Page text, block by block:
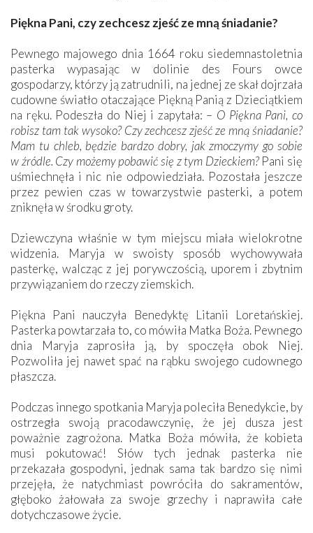
Piękna Pani, czy zechcesz zjeść ze mną śniadanie?
Pewnego majowego dnia 1664 roku siedemnastoletnia
pasterka wypasając w dolinie des Fours owce
gospodarzy, którzy ją zatrudnili, na jednej ze skał dojrzała
cudowne światło otaczające Piękną Panią z Dzieciątkiem
na ręku. Podeszła do Niej i zapytała: – O Piękna Pani, co
robisz tam tak wysoko? Czy zechcesz zjeść ze mną śniadanie?
Mam tu chleb, będzie bardzo dobry, jak zmoczymy go sobie
w źródle. Czy możemy pobawić się z tym Dzieckiem?Pani się
uśmiechnęła i nic nie odpowiedziała. Pozostała jeszcze
przez pewien czas w towarzystwie pasterki, a potem
zniknęła w środku groty.
Dziewczyna właśnie w tym miejscu miała wielokrotne
widzenia. Maryja w swoisty sposób wychowywała
pasterkę, walcząc z jej porywczością, uporem i zbytnim
przywiązaniem do rzeczy ziemskich.
Piękna Pani nauczyła Benedyktę Litanii Loretańskiej.
Pasterka powtarzała to, co mówiła Matka Boża. Pewnego
dnia Maryja zaprosiła ją, by spoczęła obok Niej.
Pozwoliła jej nawet spać na rąbku swojego cudownego
płaszcza.
Podczas innego spotkania Maryja poleciła Benedykcie, by
ostrzegła swoją pracodawczynię, że jej dusza jest
poważnie zagrożona. Matka Boża mówiła, że kobieta
musi pokutować! Słów tych jednak pasterka nie
przekazała gospodyni, jednak sama tak bardzo się nimi
przejęła, że natychmiast powróciła do sakramentów,
głęboko żałowała za swoje grzechy i naprawiła całe
dotychczasowe życie.